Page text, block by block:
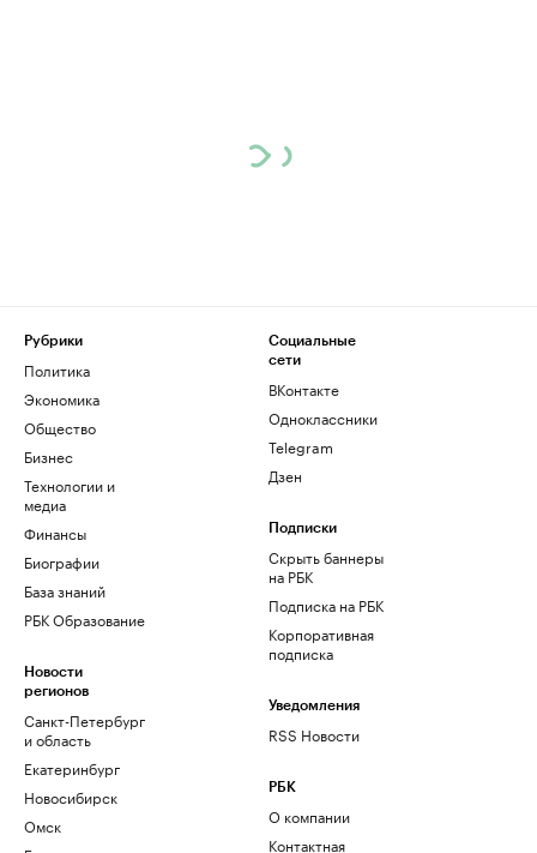
Рубрики
Политика
Экономика
Общество
Бизнес
Технологии и
медиа
Финансы
Биографии
База знаний
РБК Образование
Новости
регионов
Санкт-Петербург
и область
Екатеринбург
Новосибирск
Омск
Социальные
сети
ВКонтакте
Одноклассники
Telegram
Дзен
Подписки
Скрыть баннеры
на РБК
Подписка на РБК
Корпоративная
подписка
Уведомления
RSS Новости
РБК
О компании
Контактная